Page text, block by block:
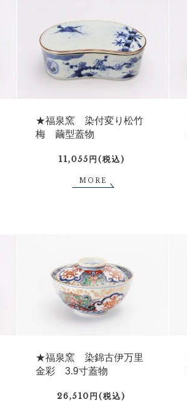
★福泉窯 染付変り松竹
梅 繭型蓋物
11,055円(税込)
MORE
★福泉窯 染錦古伊万里
金彩 3.9寸蓋物
26,510円(税込)